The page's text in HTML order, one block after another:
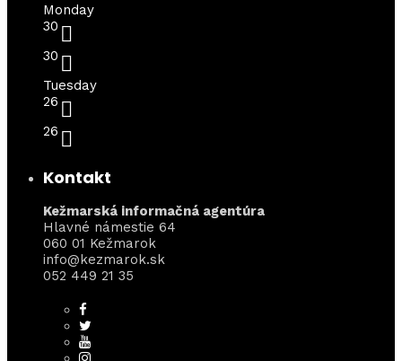
Monday
30
30
Tuesday
26
26
Kontakt
Kežmarská informačná agentúra
Hlavné námestie 64
060 01 Kežmarok
info@kezmarok.sk
052 449 21 35